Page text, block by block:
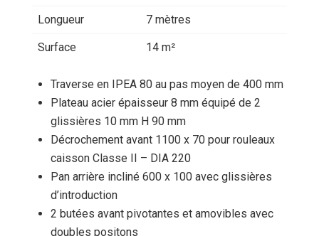
Longueur 7 mètres
Surface 14 m²
Traverse en IPEA 80 au pas moyen de 400 mm
Plateau acier épaisseur 8 mm équipé de 2
glissières 10 mm H 90 mm
Décrochement avant 1100 x 70 pour rouleaux
caisson Classe II – DIA 220
Pan arrière incliné 600 x 100 avec glissières
d’introduction
2 butées avant pivotantes et amovibles avec
doubles positons